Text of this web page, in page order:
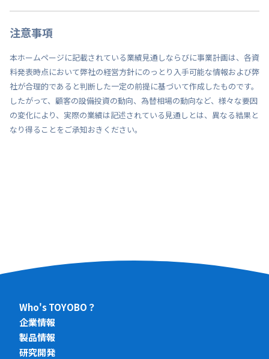
注意事項
本ホームページに記載されている業績見通しならびに事業計画は、各資
料発表時点において弊社の経営方針にのっとり入手可能な情報および弊
社が合理的であると判断した一定の前提に基づいて作成したものです。
したがって、顧客の設備投資の動向、為替相場の動向など、様々な要因
の変化により、実際の業績は記述されている見通しとは、異なる結果と
なり得ることをご承知おきください。
Who's TOYOBO？
企業情報
製品情報
研究開発